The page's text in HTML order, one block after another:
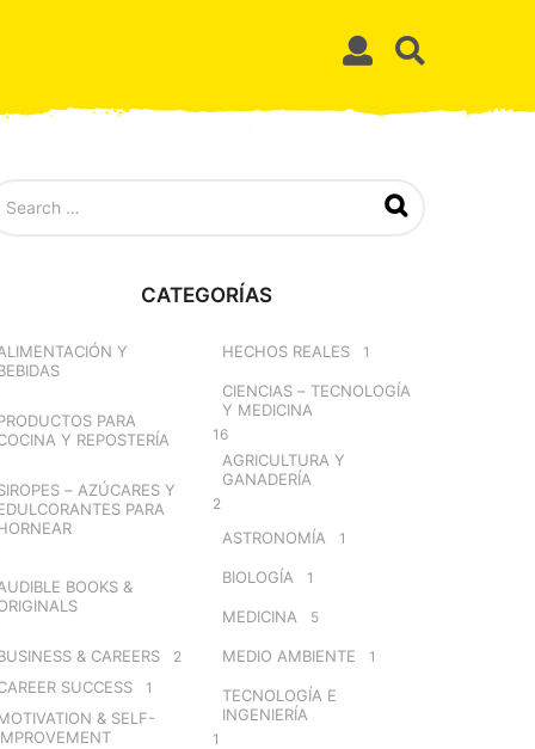
CATEGORÍAS
Y
PARA
Y REPOSTERÍA
– AZÚCARES Y
PARA
BOOKS &
& CAREERS 2
SUCCESS 1
& SELF-
HECHOS REALES 1
CIENCIAS – TECNOLOGÍA
Y MEDICINA
16
AGRICULTURA Y
GANADERÍA
2
ASTRONOMÍA 1
BIOLOGÍA 1
MEDICINA 5
MEDIO AMBIENTE 1
TECNOLOGÍA E
INGENIERÍA
1